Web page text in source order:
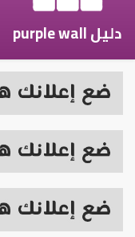
دليل purple wall